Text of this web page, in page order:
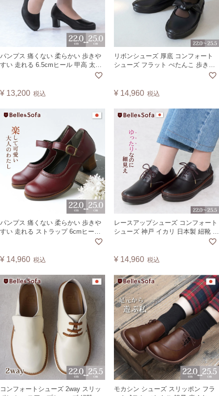
パンプス 痛くない 柔らかい 歩きや
すい 走れる 6.5cmヒール 甲高 太ヒ
ール チャンキーヒール ラウンドト
¥ 13,200 税込
リボンシューズ 厚底 コンフォート
シューズ フラット ぺたんこ 歩きや
すい 疲れにくい 軽量 靴 日本製 アマ
¥ 14,960 税込
パンプス 痛くない 柔らかい 歩きや
すい 走れる ストラップ 6cmヒール
甲高 太ヒール チャンキーヒール ラ
製 A5594
¥ 14,960 税込
レースアップシューズ コンフォート
シューズ 神戸 イカリ 日本製 紐靴 旅
行 軽量 レディース バルカ BARCA
¥ 14,960 税込
コンフォートシューズ 2way スリッ
モカシン シューズ スリッポン フラ